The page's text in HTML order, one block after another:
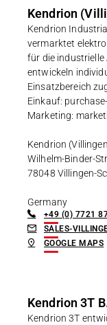
Kendrion
Kendrion
vermarktet
für die industrielle
entwickeln
Einsatzbereich
Einkauf:
Marketing:
Kendrion
Wilhelm-Binder-
78048 Villingen-
Germany
+49 (0) 7721
SALES-
GOOGLE MAPS
Kendrion 3T
Kendrion 3T